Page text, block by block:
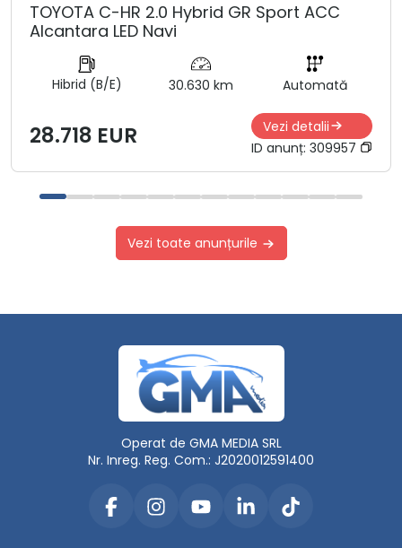
TOYOTA C-HR 2.0 Hybrid GR Sport ACC
Alcantara LED Navi
Hibrid (B/E) 30.630 km Automată
28.718 EUR
Vezi detalii
ID anunț: 309957
Vezi toate anunțurile
Operat de GMA MEDIA SRL
Nr. Inreg. Reg. Com.: J2020012591400